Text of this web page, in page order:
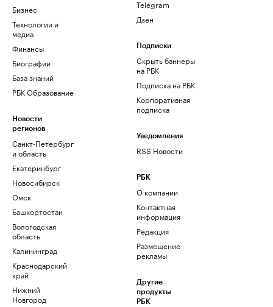
Бизнес
Технологии и
медиа
Финансы
Биографии
База знаний
РБК Образование
Новости
регионов
Санкт-Петербург
и область
Екатеринбург
Новосибирск
Омск
Башкортостан
Вологодская
область
Калининград
Краснодарский
край
Нижний
Новгород
Telegram
Дзен
Подписки
Скрыть баннеры
на РБК
Подписка на РБК
Корпоративная
подписка
Уведомления
RSS Новости
РБК
О компании
Контактная
информация
Редакция
Размещение
рекламы
Другие
продукты
РБК